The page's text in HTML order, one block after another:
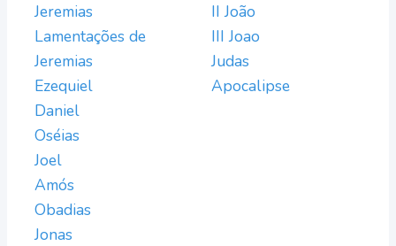
Jeremias
Lamentações de
Jeremias
Ezequiel
Daniel
Oséias
Joel
Amós
Obadias
Jonas
II João
III Joao
Judas
Apocalipse